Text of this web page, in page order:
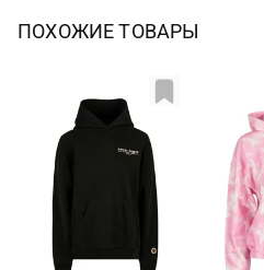
ПОХОЖИЕ ТОВАРЫ